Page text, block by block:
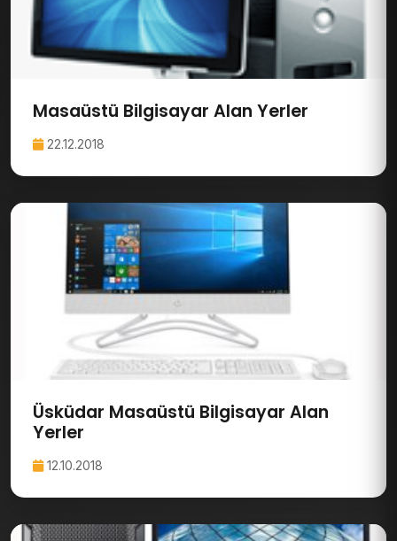
Masaüstü Bilgisayar Alan Yerler
22.12.2018
Üsküdar Masaüstü Bilgisayar Alan
Yerler
12.10.2018